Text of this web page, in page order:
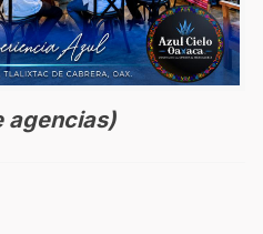
agencias)